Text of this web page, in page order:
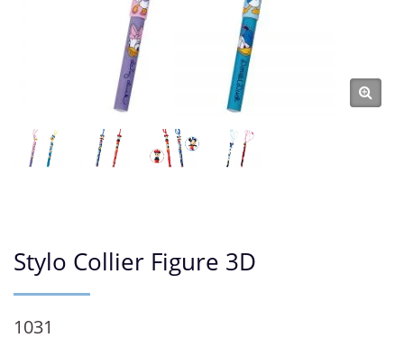
Stylo Collier Figure 3D
1031